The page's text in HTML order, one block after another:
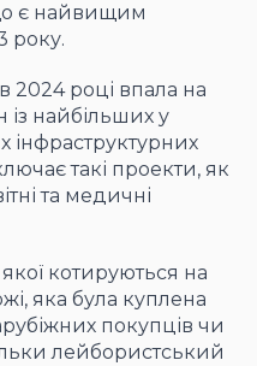
є найвищим
року.
2024 році впала на
із найбільших у
інфраструктурних
такі проекти, як
та медичні
котируються на
яка була куплена
покупців чи
лейбористський